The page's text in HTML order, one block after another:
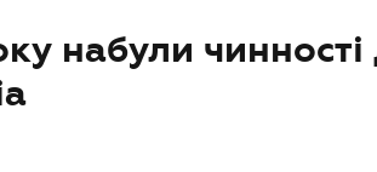
набули